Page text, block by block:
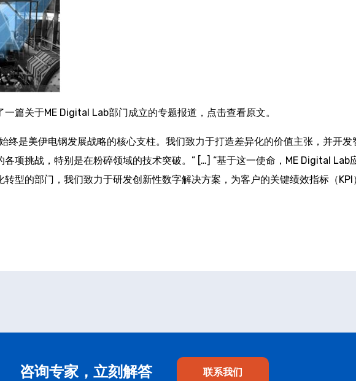
篇关于ME Digital Lab部门成立的专题报道，点击查看原文。
终是美伊电钢发展战略的核心支柱。我们致力于打造差异化的价值主张，并开发
项挑战，特别是在粉碎领域的技术突破。” […] “基于这一使命，ME Digital Lab
转型的部门，我们致力于研发创新性数字解决方案，为客户的关键绩效指标（
咨询专家，立刻解答 联系我们